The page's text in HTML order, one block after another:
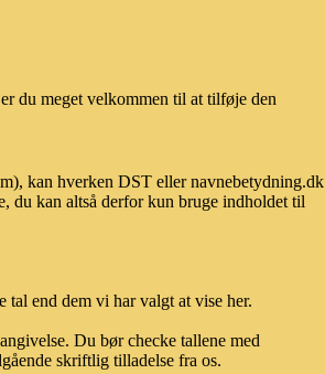
du meget velkommen til at tilføje den
kan hverken DST eller navnebetydning.dk
du kan altså derfor kun bruge indholdet til
tal end dem vi har valgt at vise her.
Du bør checke tallene med
skriftlig tilladelse fra os.